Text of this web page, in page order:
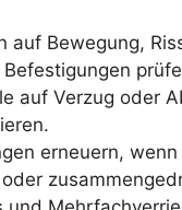
auf Bewegung,
Befestigungen
auf Verzug oder
erneuern,